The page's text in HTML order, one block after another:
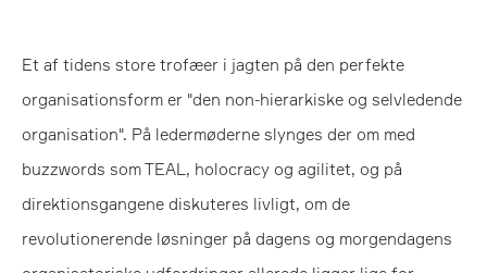
Et af tidens store trofæer i jagten på den perfekte
organisationsform er "den non-hierarkiske og selvledende
organisation". På ledermøderne slynges der om med
buzzwords som TEAL, holocracy og agilitet, og på
direktionsgangene diskuteres livligt, om de
revolutionerende løsninger på dagens og morgendagens